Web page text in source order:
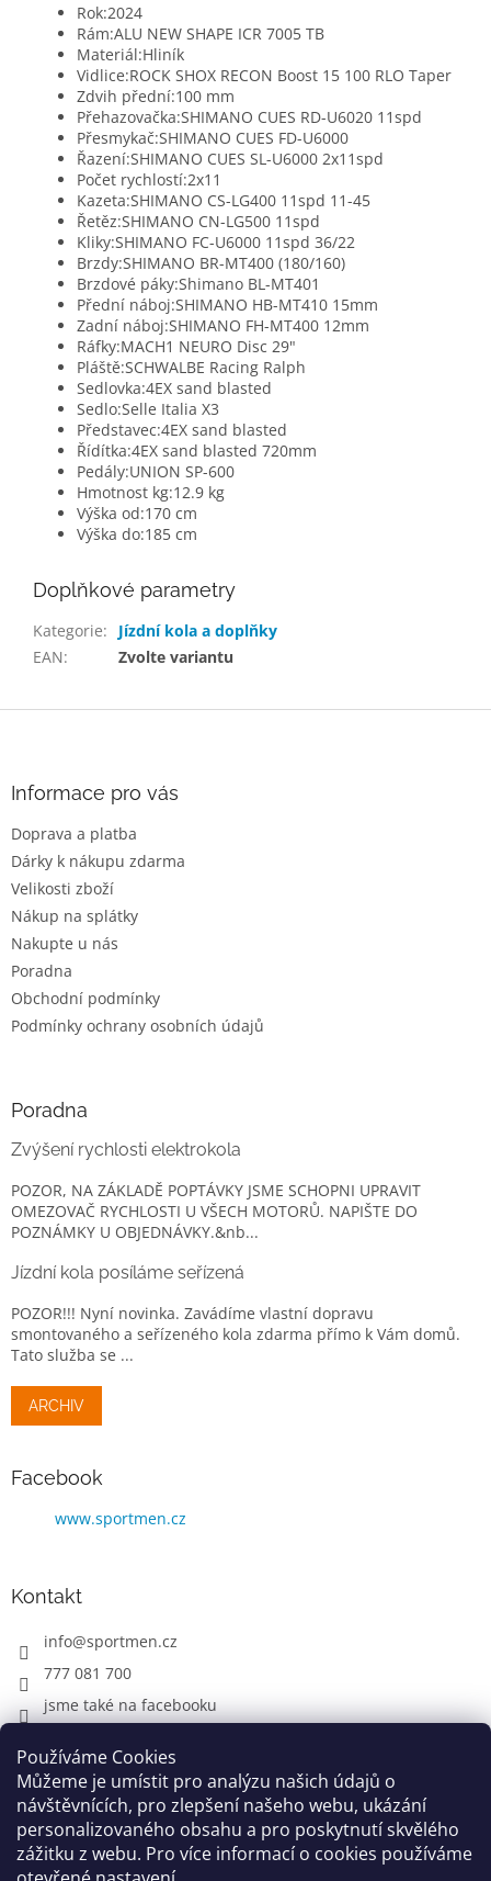
Používáme Cookies
Můžeme je umístit pro analýzu našich údajů o
návštěvnících, pro zlepšení našeho webu, ukázání
personalizovaného obsahu a pro poskytnutí skvělého
zážitku z webu. Pro více informací o cookies používáme
Rok:2024
Rám:ALU NEW SHAPE ICR 7005 TB
Materiál:Hliník
Vidlice:ROCK SHOX RECON Boost 15 100 RLO Taper
Zdvih přední:100 mm
Přehazovačka:SHIMANO CUES RD-U6020 11spd
Přesmykač:SHIMANO CUES FD-U6000
Řazení:SHIMANO CUES SL-U6000 2x11spd
Počet rychlostí:2x11
Kazeta:SHIMANO CS-LG400 11spd 11-45
Řetěz:SHIMANO CN-LG500 11spd
Kliky:SHIMANO FC-U6000 11spd 36/22
Brzdy:SHIMANO BR-MT400 (180/160)
Brzdové páky:Shimano BL-MT401
Přední náboj:SHIMANO HB-MT410 15mm
Zadní náboj:SHIMANO FH-MT400 12mm
Ráfky:MACH1 NEURO Disc 29"
Pláště:SCHWALBE Racing Ralph
Sedlovka:4EX sand blasted
Sedlo:Selle Italia X3
Představec:4EX sand blasted
Řídítka:4EX sand blasted 720mm
Pedály:UNION SP-600
Hmotnost kg:12.9 kg
Výška od:170 cm
Výška do:185 cm
Doplňkové parametry
Kategorie:
Jízdní kola a doplňky
EAN: Zvolte variantu
Informace pro vás
Doprava a platba
Dárky k nákupu zdarma
Velikosti zboží
Nákup na splátky
Nakupte u nás
Poradna
Obchodní podmínky
Podmínky ochrany osobních údajů
Poradna
Zvýšení rychlosti elektrokola
POZOR, NA ZÁKLADĚ POPTÁVKY JSME SCHOPNI UPRAVIT
OMEZOVAČ RYCHLOSTI U VŠECH MOTORŮ. NAPIŠTE DO
POZNÁMKY U OBJEDNÁVKY.&nb...
Jízdní kola posíláme seřízená
POZOR!!! Nyní novinka. Zavádíme vlastní dopravu
smontovaného a seřízeného kola zdarma přímo k Vám domů.
Tato služba se ...
ARCHIV
Facebook
www.sportmen.cz
Kontakt
info@sportmen.cz
777 081 700
jsme také na facebooku
CYKLO OBLEČENÍ